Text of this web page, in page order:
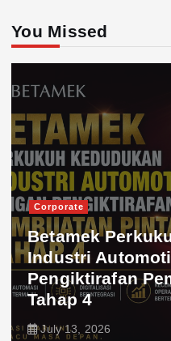
You Missed
Corporate
Betamek
Industri
Pengiktirafan
Tahap 4
July 13, 2026